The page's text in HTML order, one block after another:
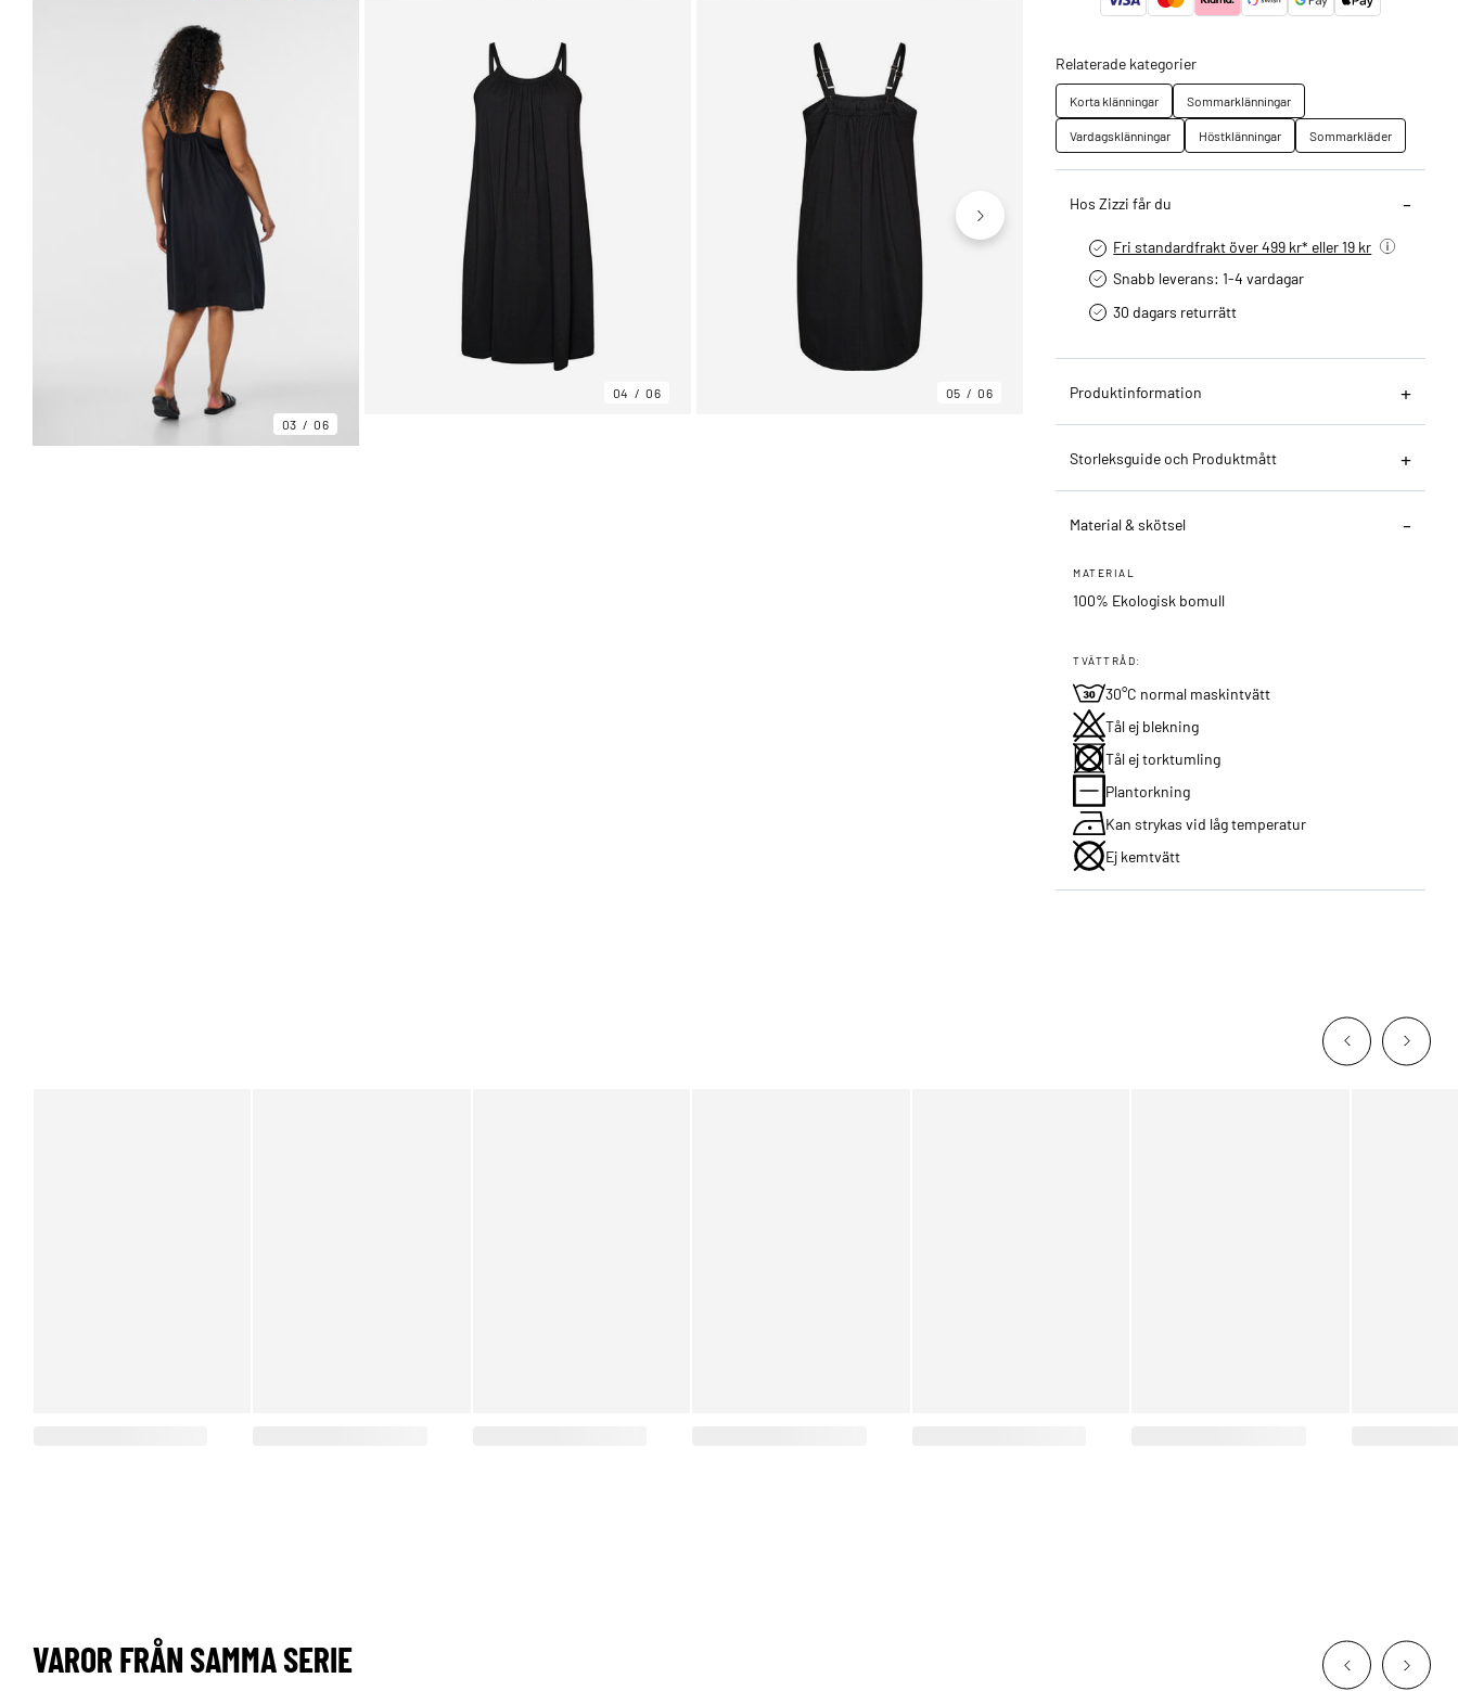
03 06
04 06 05 06
Relaterade kategorier
Korta klänningar
Sommarklänningar
Vardagsklänningar
Höstklänningar Sommarkläder
Hos Zizzi får du
Fri standardfrakt över 499 kr* eller 19 kr
Snabb leverans: 1-4 vardagar
30 dagars returrätt­
Produktinformation
Storleksguide och Produktmått
Material & skötsel
MATERIAL
100% Ekologisk bomull
TVÄTTRÅD:
30°C normal maskintvätt
Tål ej blekning
Tål ej torktumling
Plantorkning
Kan strykas vid låg temperatur
Ej kemtvätt
VAROR FRÅN SAMMA SERIE